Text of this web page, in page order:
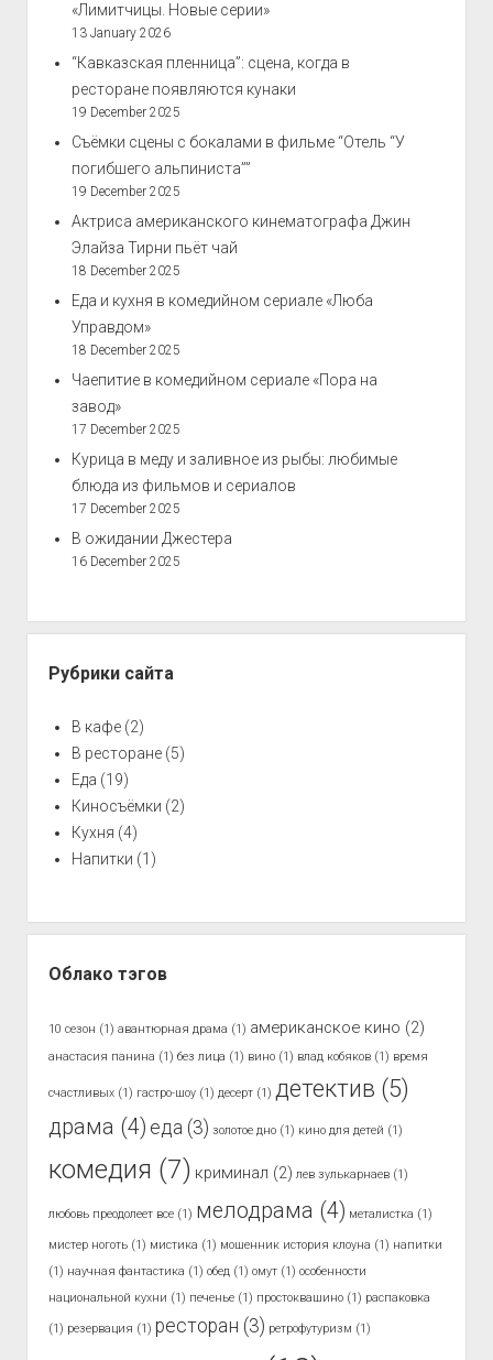
«Лимитчицы. Новые серии»
13 January 2026
“Кавказская пленница”: сцена, когда в
ресторане появляются кунаки
19 December 2025
Съёмки сцены с бокалами в фильме “Отель “У
погибшего альпиниста””
19 December 2025
Актриса американского кинематографа Джин
Элайза Тирни пьёт чай
18 December 2025
Еда и кухня в комедийном сериале «Люба
Управдом»
18 December 2025
Чаепитие в комедийном сериале «Пора на
завод»
17 December 2025
Курица в меду и заливное из рыбы: любимые
блюда из фильмов и сериалов
17 December 2025
В ожидании Джестера
16 December 2025
Рубрики сайта
В кафе(2)
В ресторане(5)
Еда (19)
Киносъёмки (2)
Кухня (4)
Напитки (1)
Облако тэгов
10 сезон (1) авантюрная драма (1) американское кино (2)
анастасия панина (1) без лица (1) вино(1) влад кобяков(1) время
счастливых(1) гастро-шоу(1) десерт(1) детектив (5)
драма (4) еда (3) золотое дно(1) кино для детей (1)
комедия (7) криминал (2) лев зулькарнаев(1)
любовь преодолеет все(1) мелодрама (4) металистка (1)
мистер ноготь(1) мистика (1) мошенник история клоуна (1) напитки
(1) научная фантастика (1) обед(1) омут(1) особенности
национальной кухни (1) печенье(1) простоквашино(1) распаковка
(1) резервация (1) ресторан (3) ретрофутуризм (1)